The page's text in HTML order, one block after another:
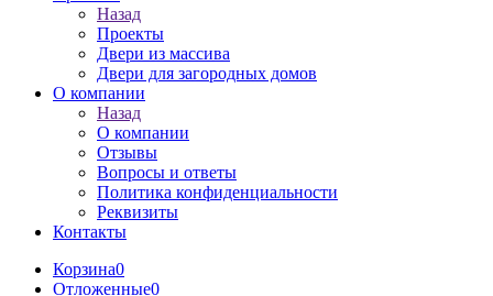
Назад
Проекты
Двери из массива
Двери для загородных домов
О компании
Назад
О компании
Отзывы
Вопросы и ответы
Политика конфиденциальности
Реквизиты
Контакты
Корзина0
Отложенные0